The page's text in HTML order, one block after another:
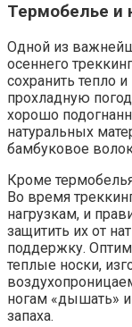
Термобелье и
Одной из
осеннего
сохранить тепло
прохладную
хорошо
натуральных
бамбуковое
Кроме
Во время
нагрузкам, и
защитить их от
поддержку.
теплые носки,
ногам «дышать»
запаха.